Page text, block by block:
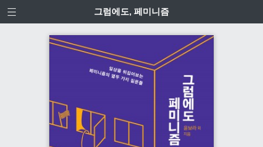
그럼에도, 페미니즘